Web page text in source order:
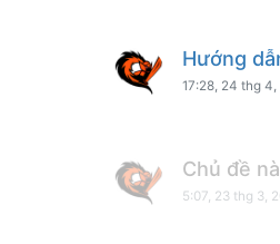
Hướng
17:28, 24 thg 4,
Chủ đề
5:07, 23 thg 3,